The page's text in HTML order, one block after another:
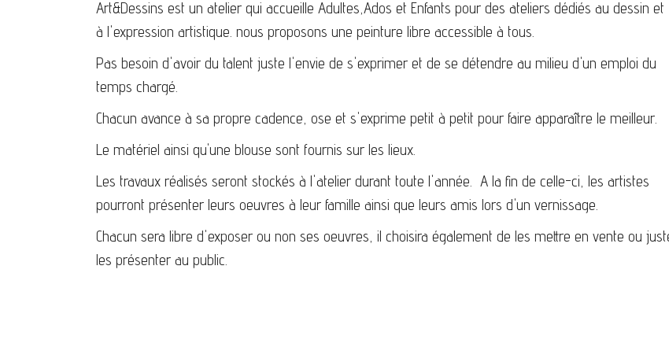
Art&Dessins est un atelier qui accueille Adultes,Ados et Enfants pour des ateliers dédiés au dessin et
à l'expression artistique. nous proposons une peinture libre accessible à tous.
Pas besoin d'avoir du talent juste l'envie de s'exprimer et de se détendre au milieu d'un emploi du
temps chargé.
Chacun avance à sa propre cadence, ose et s'exprime petit à petit pour faire apparaître le meilleur.
Le matériel ainsi qu'une blouse sont fournis sur les lieux.
Les travaux réalisés seront stockés à l'atelier durant toute l'année. A la fin de celle-ci, les artistes
pourront présenter leurs oeuvres à leur famille ainsi que leurs amis lors d'un vernissage.
Chacun sera libre d'exposer ou non ses oeuvres, il choisira également de les mettre en vente ou
les présenter au public.